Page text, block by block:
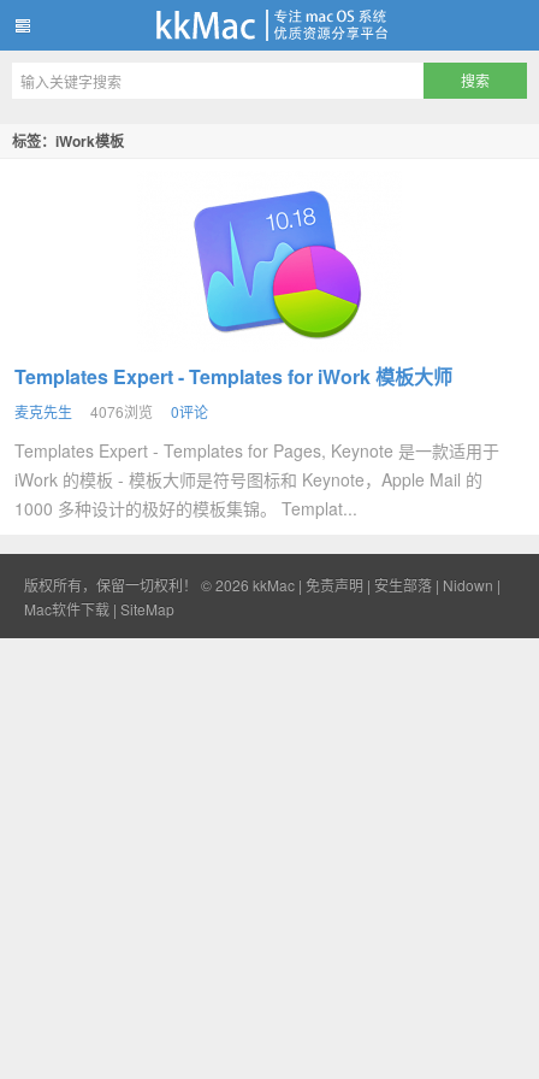
kkMac
标签：iWork模板
Templates Expert - Templates for iWork 模板大师
麦克先生 4076浏览 0评论
Templates Expert - Templates for Pages, Keynote 是一款适用于
iWork 的模板 - 模板大师是符号图标和 Keynote，Apple Mail 的
1000 多种设计的极好的模板集锦。 Templat...
版权所有，保留一切权利！ © 2026 kkMac | 免责声明 | 安生部落 | Nidown |
Mac软件下载 | SiteMap